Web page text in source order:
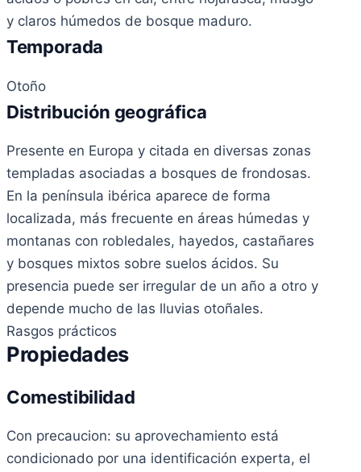
y claros húmedos de bosque maduro.
Temporada
Otoño
Distribución geográfica
Presente en Europa y citada en diversas zonas
templadas asociadas a bosques de frondosas.
En la península ibérica aparece de forma
localizada, más frecuente en áreas húmedas y
montanas con robledales, hayedos, castañares
y bosques mixtos sobre suelos ácidos. Su
presencia puede ser irregular de un año a otro y
depende mucho de las lluvias otoñales.
Rasgos prácticos
Propiedades
Comestibilidad
Con precaucion: su aprovechamiento está
condicionado por una identificación experta, el